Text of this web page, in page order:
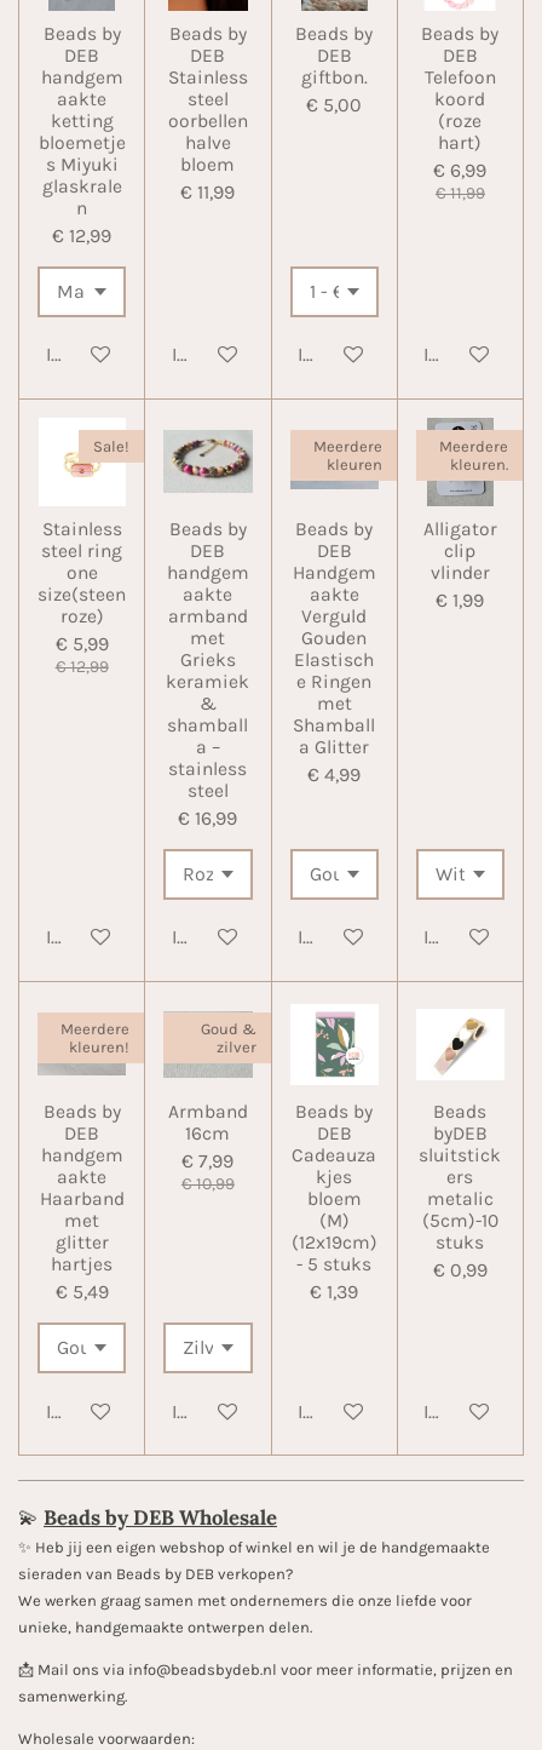
Beads by
DEB
handgem
aakte
ketting
bloemetje
s Miyuki
glaskrale
n
€ 12,99
In winkelwagen
Beads by
DEB
Stainless
steel
oorbellen
halve
bloem
€ 11,99
In winkelwagen
Beads by
DEB
giftbon.
€ 5,00
In winkelwagen
Beads by
DEB
Telefoon
koord
(roze
hart)
€ 6,99
€ 11,99
In
Sale!
Stainless
steel ring
one
size(steen
roze)
€ 5,99
€ 12,99
In winkelwagen
Beads by
DEB
handgem
aakte
armband
met
Grieks
keramiek
&
shamball
a –
stainless
steel
€ 16,99
In winkelwagen
Meerdere
kleuren
Beads by
DEB
Handgem
aakte
Verguld
Gouden
Elastisch
e Ringen
met
Shamball
a Glitter
€ 4,99
In winkelwagen
Meerdere
kleuren.
Alligator
clip
vlinder
€ 1,99
In
Meerdere
kleuren!
Beads by
DEB
handgem
aakte
Haarband
met
glitter
hartjes
€ 5,49
In winkelwagen
Goud &
zilver
Armband
16cm
€ 7,99
€ 10,99
In winkelwagen
Beads by
DEB
Cadeauza
kjes
bloem
(M)
(12x19cm)
- 5 stuks
€ 1,39
In winkelwagen
Beads
byDEB
sluitstick
ers
metalic
(5cm)-10
stuks
€ 0,99
In
💫 Beads by DEB Wholesale
✨️ Heb jij een eigen webshop of winkel en wil je de handgemaakte
sieraden van Beads by DEB verkopen?
We werken graag samen met ondernemers die onze liefde voor
unieke, handgemaakte ontwerpen delen.
📩 Mail ons via info@beadsbydeb.nl voor meer informatie, prijzen en
samenwerking.
Wholesale voorwaarden: